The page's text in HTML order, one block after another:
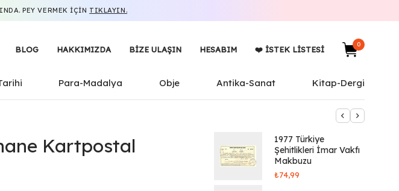
PEY VERMEK IÇIN TIKLAYIN.
BLOG HAKKIMIZDA BIZE ULAŞIN HESABIM ❤️ İSTEK LISTESI
0
Para-Madalya Obje Antika-Sanat Kitap-Dergi
Kartpostal
1977 Türkiye
Şehitlikleri İmar Vakfı
Makbuzu
₺74,99